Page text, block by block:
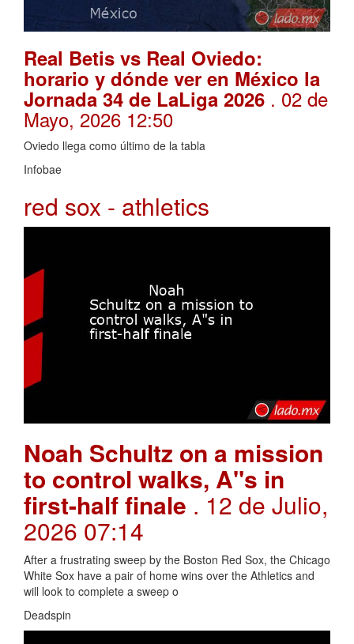
Real Betis vs Real Oviedo:
horario y dónde ver en México la
Jornada 34 de LaLiga 2026 . 02 de
Mayo, 2026 12:50
Oviedo llega como último de la tabla
Infobae
red sox - athletics
Noah Schultz on a mission
to control walks, A"s in
first-half finale . 12 de Julio,
2026 07:14
After a frustrating sweep by the Boston Red Sox, the Chicago
White Sox have a pair of home wins over the Athletics and
will look to complete a sweep o
Deadspin